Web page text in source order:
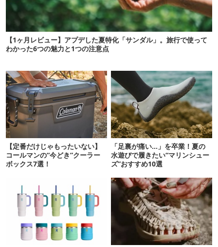
【1ヶ月レビュー】アプデした夏特化「サンダル」。旅行で使って
わかった6つの魅力と1つの注意点
【定番だけじゃもったいない】
コールマンの“今どき”クーラー
ボックス7選！
「足裏が痛い…」を卒業！夏の
水遊びで履きたい“マリンシュー
ズ”おすすめ10選